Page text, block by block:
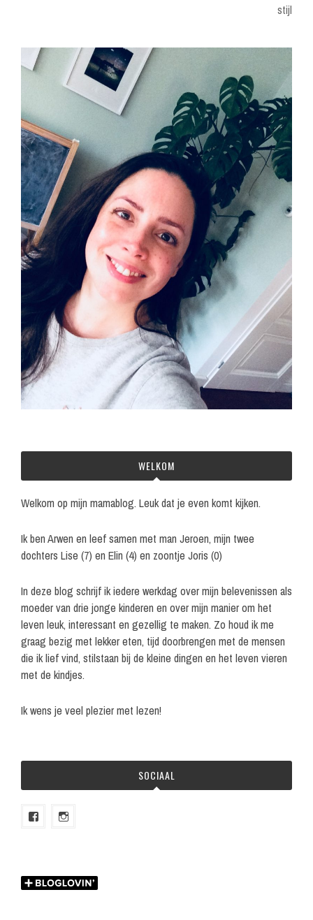
stijl
WELKOM
Welkom op mijn mamablog. Leuk dat je even komt kijken.
Ik ben Arwen en leef samen met man Jeroen, mijn twee
dochters Lise (7) en Elin (4) en zoontje Joris (0)
In deze blog schrijf ik iedere werkdag over mijn belevenissen als
moeder van drie jonge kinderen en over mijn manier om het
leven leuk, interessant en gezellig te maken. Zo houd ik me
graag bezig met lekker eten, tijd doorbrengen met de mensen
die ik lief vind, stilstaan bij de kleine dingen en het leven vieren
met de kindjes.
Ik wens je veel plezier met lezen!
SOCIAAL
op
op